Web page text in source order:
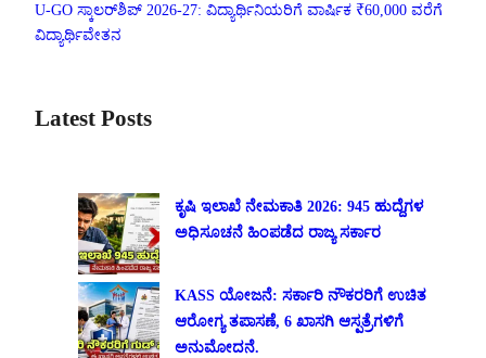
U-GO ಸ್ಕಾಲರ್‌ಶಿಪ್ 2026-27: ವಿದ್ಯಾರ್ಥಿನಿಯರಿಗೆ ವಾರ್ಷಿಕ ₹60,000 ವರೆಗೆ
ವಿದ್ಯಾರ್ಥಿವೇತನ
Latest Posts
ಕೃಷಿ ಇಲಾಖೆ ನೇಮಕಾತಿ 2026: 945 ಹುದ್ದೆಗಳ
ಅಧಿಸೂಚನೆ ಹಿಂಪಡೆದ ರಾಜ್ಯ ಸರ್ಕಾರ
KASS ಯೋಜನೆ: ಸರ್ಕಾರಿ ನೌಕರರಿಗೆ ಉಚಿತ
ಆರೋಗ್ಯ ತಪಾಸಣೆ, 6 ಖಾಸಗಿ ಆಸ್ಪತ್ರೆಗಳಿಗೆ
ಅನುಮೋದನೆ.